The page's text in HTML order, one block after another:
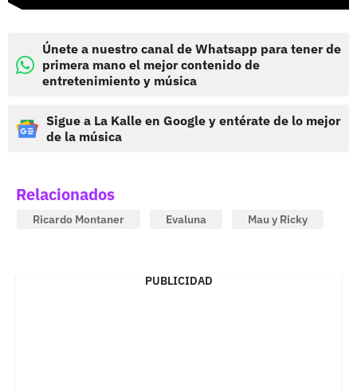
Únete a nuestro canal de Whatsapp para tener de
primera mano el mejor contenido de
entretenimiento y música
Sigue a La Kalle en Google y entérate de lo mejor
de la música
Relacionados
Ricardo Montaner Evaluna Mau y Ricky
PUBLICIDAD